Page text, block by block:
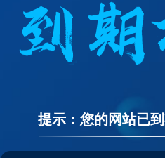
提示：您的网站已